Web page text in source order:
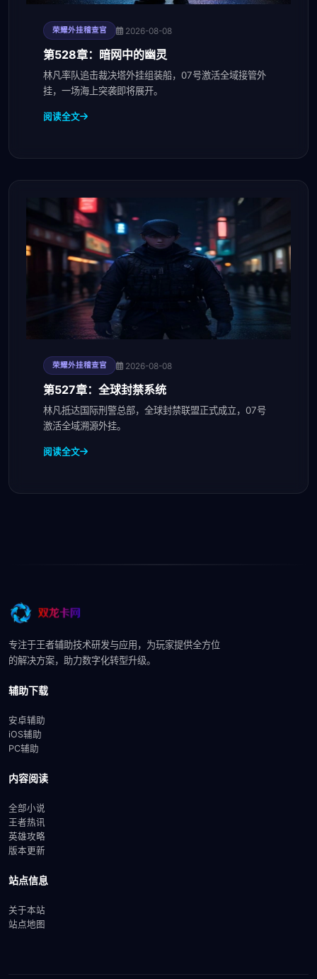
荣耀外挂稽查官 2026-08-08
第528章：暗网中的幽灵
林凡率队追击裁决塔外挂组装船，07号激活全域接管外
挂，一场海上突袭即将展开。
阅读全文
荣耀外挂稽查官 2026-08-08
第527章：全球封禁系统
林凡抵达国际刑警总部，全球封禁联盟正式成立，07号
激活全域溯源外挂。
阅读全文
专注于王者辅助技术研发与应用，为玩家提供全方位
的解决方案，助力数字化转型升级。
辅助下载
安卓辅助
iOS辅助
PC辅助
内容阅读
全部小说
王者热讯
英雄攻略
版本更新
站点信息
关于本站
站点地图